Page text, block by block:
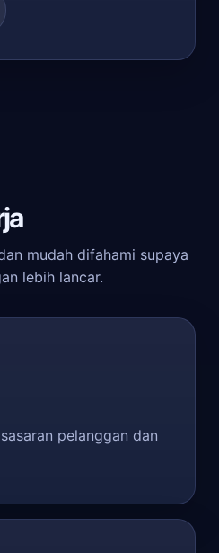
mudah difahami supaya
lebih lancar.
pelanggan dan